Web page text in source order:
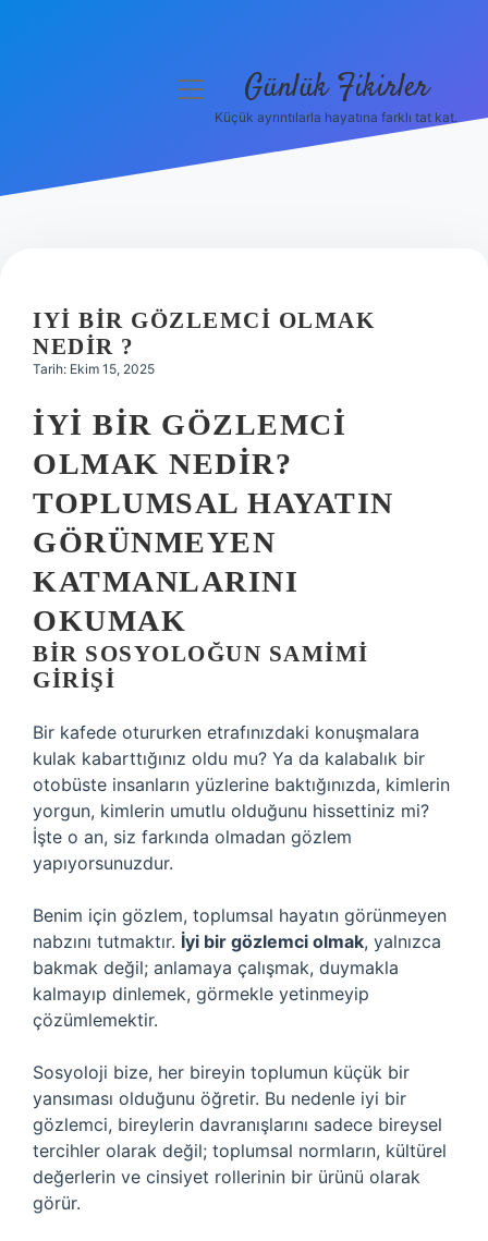
Hakkımızda
menüyü Günlük Fikirler
Küçük ayrıntılarla hayatına farklı tat kat.
IYI BIR GÖZLEMCI OLMAK
NEDIR ?
Tarih: Ekim 15, 2025
İYI BIR GÖZLEMCI
OLMAK NEDIR?
TOPLUMSAL HAYATIN
GÖRÜNMEYEN
KATMANLARINI
OKUMAK
BIR SOSYOLOĞUN SAMIMI
GIRIŞI
Bir kafede otururken etrafınızdaki konuşmalara
kulak kabarttığınız oldu mu? Ya da kalabalık bir
otobüste insanların yüzlerine baktığınızda, kimlerin
yorgun, kimlerin umutlu olduğunu hissettiniz mi?
İşte o an, siz farkında olmadan gözlem
yapıyorsunuzdur.
Benim için gözlem, toplumsal hayatın görünmeyen
nabzını tutmaktır. İyi bir gözlemci olmak, yalnızca
bakmak değil; anlamaya çalışmak, duymakla
kalmayıp dinlemek, görmekle yetinmeyip
çözümlemektir.
Sosyoloji bize, her bireyin toplumun küçük bir
yansıması olduğunu öğretir. Bu nedenle iyi bir
gözlemci, bireylerin davranışlarını sadece bireysel
tercihler olarak değil; toplumsal normların, kültürel
değerlerin ve cinsiyet rollerinin bir ürünü olarak
görür.